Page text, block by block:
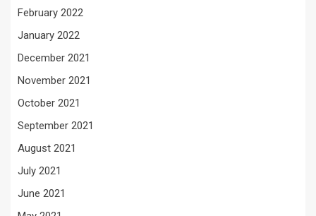
February 2022
January 2022
December 2021
November 2021
October 2021
September 2021
August 2021
July 2021
June 2021